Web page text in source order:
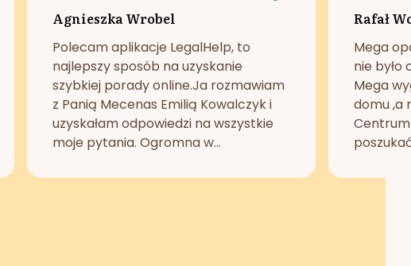
Agnieszka Wrobel
Polecam aplikacje LegalHelp, to
najlepszy sposób na uzyskanie
szybkiej porady online.Ja rozmawiam
z Panią Mecenas Emilią Kowalczyk i
uzyskałam odpowiedzi na wszystkie
moje pytania. Ogromna w...
Rafał
Mega
nie było
Mega
domu ,a